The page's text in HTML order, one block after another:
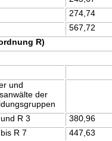
274,74
567,72
R)
und
der
R 3
380,96
R 7
447,63